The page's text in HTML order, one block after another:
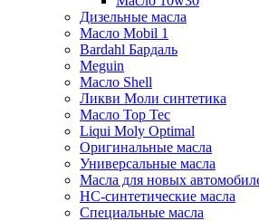
Дизельные масла
Масло Mobil 1
Bardahl Бардаль
Meguin
Масло Shell
Ликви Моли синтетика
Масло Top Tec
Liqui Moly Optimal
Оригинальные масла
Универсальные масла
Масла для новых
HC-синтетические масла
Специальные масла